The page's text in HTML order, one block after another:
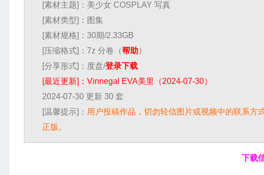
[素材主题]：美少女 COSPLAY 写真
[素材类型]：图集
[素材规格]：30期/2.33GB
[压缩格式]：7z 分卷（帮助）
[分享形式]：度盘/登录下载
[最近更新]：Vinnegal EVA美里（2024-07-30）
2024-07-30 更新 30 套
[温馨提示]： 用户投稿作品，切勿轻信图片或视频中的联系方
正版。
下载